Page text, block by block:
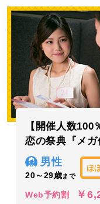
【開催人数
恋の祭典『メガ
男性
20～29歳まで
ほ
Web予約割 ￥